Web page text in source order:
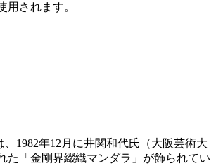
用されます。
、1982年12月に井関和代氏（大阪芸術大
た「金剛界綴織マンダラ」が飾られてい